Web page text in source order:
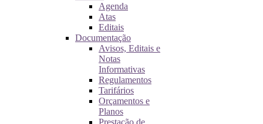
Agenda
Atas
Editais
Documentação
Avisos, Editais e
Notas
Informativas
Regulamentos
Tarifários
Orçamentos e
Planos
Prestação de